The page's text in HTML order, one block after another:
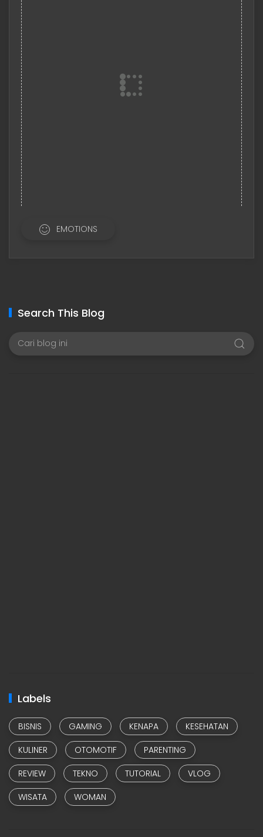
EMOTIONS
Search This Blog
Labels
BISNIS GAMING KENAPA
KESEHATAN
KULINER
OTOMOTIF
PARENTING
REVIEW
TEKNO TUTORIAL
VLOG
WISATA
WOMAN